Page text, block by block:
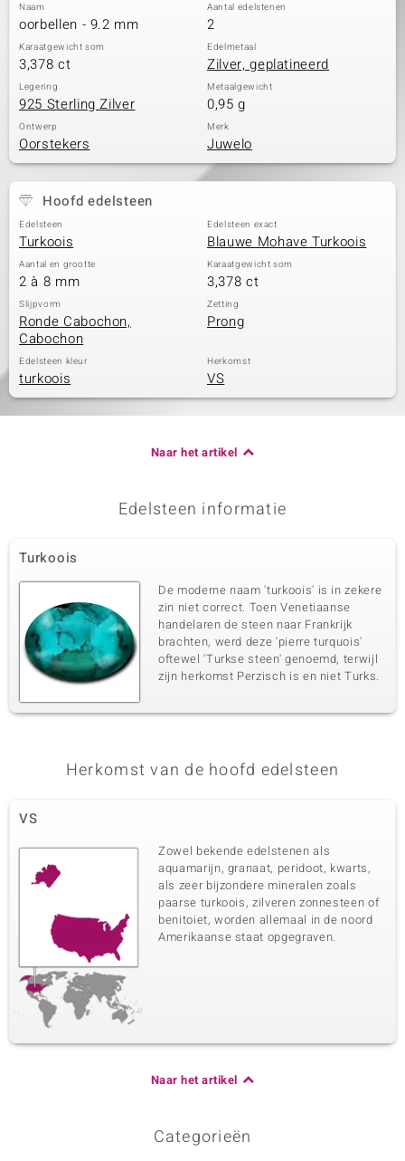
Naam
oorbellen - 9.2 mm
Aantal edelstenen
2
Karaatgewicht som
3,378 ct
Edelmetaal
Zilver, geplatineerd
Legering
925 Sterling Zilver
Metaalgewicht
0,95 g
Ontwerp
Oorstekers
Merk
Juwelo
Hoofd edelsteen
Edelsteen
Turkoois
Edelsteen exact
Blauwe Mohave Turkoois
Aantal en grootte
2 à 8 mm
Karaatgewicht som
3,378 ct
Slijpvorm
Ronde Cabochon,
Cabochon
Zetting
Prong
Edelsteen kleur
turkoois
Herkomst
VS
Naar het artikel
Edelsteen informatie
Turkoois
De moderne naam 'turkoois' is in zekere
zin niet correct. Toen Venetiaanse
handelaren de steen naar Frankrijk
brachten, werd deze 'pierre turquois'
oftewel 'Turkse steen' genoemd, terwijl
zijn herkomst Perzisch is en niet Turks.
Herkomst van de hoofd edelsteen
VS
Zowel bekende edelstenen als
aquamarijn, granaat, peridoot, kwarts,
als zeer bijzondere mineralen zoals
paarse turkoois, zilveren zonnesteen of
benitoiet, worden allemaal in de noord
Amerikaanse staat opgegraven.
Naar het artikel
Categorieën